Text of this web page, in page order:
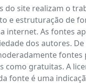
do site realizam o
e estruturação de
internet. As fontes
dos autores.
fontes
como gratuitas. A
fonte é uma